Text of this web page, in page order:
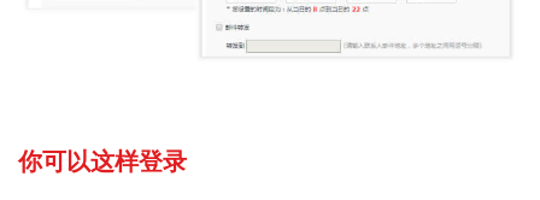
你可以这样登录